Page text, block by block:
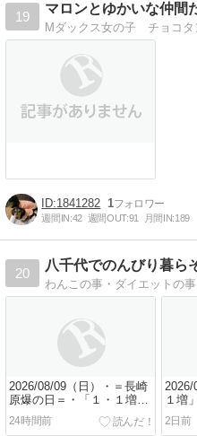
19
マロンとゆかいな仲間
1841282 1
週間IN:42 週間OUT:91 月間IN:189
20
八千代でのんびり暮ら
わんこの事・ダイエットの
2026/08/09（日）・＝長崎
原爆の日＝・「１・１増」
(´；ω；`)ｳｩｩ
24時間前
2026/
１増
ママ
_(_^_)_
2日前